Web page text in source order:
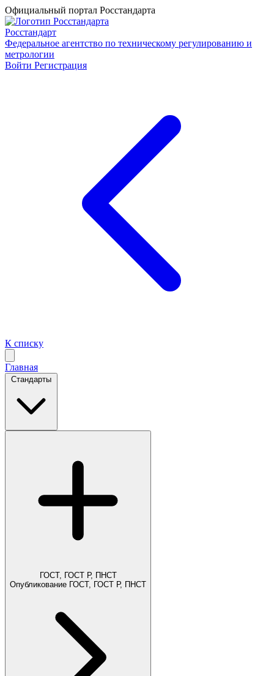
Официальный портал Росстандарта
Росстандарт
Федеральное агентство по техническому регулированию и
метрологии
Войти Регистрация
К списку
Главная
Стандарты
ГОСТ, ГОСТ Р, ПНСТ
Опубликование ГОСТ, ГОСТ Р, ПНСТ